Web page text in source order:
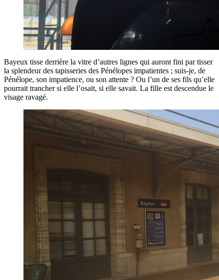
Bayeux tisse derrière la vitre d’autres lignes qui auront fini par tisser
la splendeur des tapisseries des Pénélopes impatientes ; suis-je, de
Pénélope, son impatience, ou son attente ? Ou l’un de ses fils qu’elle
pourrait trancher si elle l’osait, si elle savait. La fille est descendue le
visage ravagé.